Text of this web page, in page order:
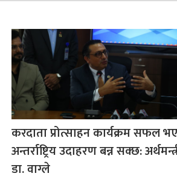
करदाता प्रोत्साहन कार्यक्रम सफल भए
अन्तर्राष्ट्रिय उदाहरण बन्न सक्छ:
डा. वाग्ले